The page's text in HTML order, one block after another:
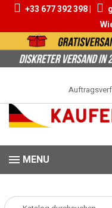
+33 677 392 398 |
MENU
Popper Popper-Boxen